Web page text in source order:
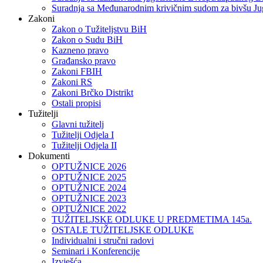
Suradnja sa Međunarodnim krivičnim sudom za bivšu
Zakoni
Zakon o Тužiteljstvu BiH
Zakon o Sudu BiH
Kazneno pravo
Građansko pravo
Zakoni FBIH
Zakoni RS
Zakoni Brčko Distrikt
Ostali propisi
Tužitelji
Glavni tužitelj
Tužitelji Odjela I
Tužitelji Odjela II
Dokumenti
OPTUŽNICE 2026
OPTUŽNICE 2025
OPTUŽNICE 2024
OPTUŽNICE 2023
OPTUŽNICE 2022
TUŽITELJSKE ODLUKE U PREDMETIMA 145a.
OSTALE TUŽITELJSKE ODLUKE
Individualni i stručni radovi
Seminari i Konferencije